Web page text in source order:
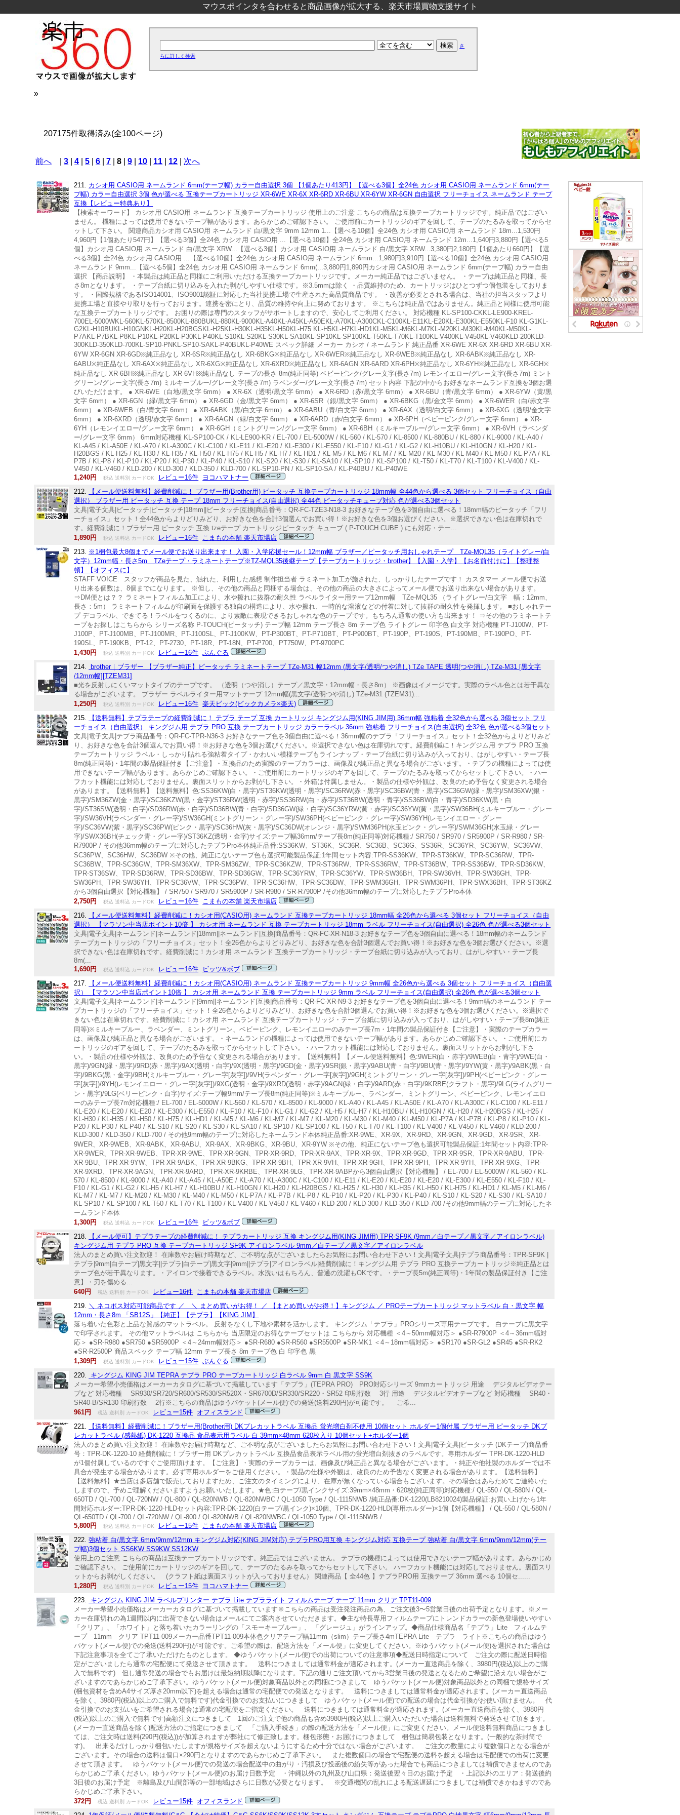
マウスポインタを合わせると商品画像が拡大する、楽天市場買物支援サイト
さ
らに詳しく検索
»
207175件取得済み(全100ページ)
前へ |3 |4 |5 |6 |7 |8 |9 10 11 12 次へ
211. カシオ用 CASIO用 ネームランド 6mm(テープ幅) カラー自由選択 3個 【1個あたり413円】【選べる3個】全24色 カシオ用 CASIO用 ネームランド 6mm(テー
プ幅) カラー自由選択 3個 色が選べる 互換テープカートリッジ XR-6WE XR-6X XR-6RD XR-6BU XR-6YW XR-6GN 自由選択 フリーチョイス ネームランド テープ
互換【レビュー特典あり】
【検索キーワード】 カシオ用 CASIO用 ネームランド 互換テープカートリッジ 使用上のご注意 こちらの商品は互換テープカートリッジです。純正品ではござい
ません。 機種によっては使用できないテープ幅があります。あらかじめご確認下さい。 ご使用前にカートリッジのギアを回して、テープのたるみを取ってからセ
ットして下さい。 関連商品カシオ用 CASIO用 ネームランド 白/黒文字 9mm 12mm 1...【選べる10個】全24色 カシオ用 CASIO用 ネームランド 18m...1,530円
4,960円【1個あたり547円】【選べる3個】全24色 カシオ用 CASIO用 ...【選べる10個】全24色 カシオ用 CASIO用 ネームランド 12m...1,640円3,880円【選べる5
個】カシオ用 CASIO用 ネームランド 白/黒文字 XRW...【選べる3個】カシオ用 CASIO用 ネームランド 白/黒文字 XRW...3,380円2,180円【1個あたり660円】【選
べる3個】全24色 カシオ用 CASIO用 ...【選べる10個】全24色 カシオ用 CASIO用 ネームランド 6mm...1,980円3,910円【選べる10個】全24色 カシオ用 CASIO用
ネームランド 9mm...【選べる5個】全24色 カシオ用 CASIO用 ネームランド 6mm(...3,880円1,890円カシオ用 CASIO用 ネームランド 6mm(テープ幅) カラー自由
選択 【商品説明】 ・本製品は純正品と同様にご利用いただける互換テープカートリッジです。メーカー純正品ではございません。 ・テープは純正品と同様、長
さ8mとなります。 ・テープ台紙に切り込みを入れた剥がしやすい仕様です。※3.5mmは除く ・品質維持のため、カートリッジはひとつずつ個包装をしておりま
す。 ・国際規格であるISO14001、ISO9001認証に対応した当社提携工場で生産された高品質商品です。 ・改善が必要とされる場合は、当社の担当スタッフより
提携工場と直接やり取りを行っております。連携を密にとり、品質の維持や向上に努めております。 ※こちらは純正品ではありません。純正品と同様に使用可能
な互換テープカートリッジです。 お困りの際は専門のスタッフがサポートしますので、安心してご利用ください。 対応機種 KL-SP100-CKKL-LE900-KREL-
700EL-5000WKL-560KL-570KL-8500KL-880BUKL-880KL-9000KL-A40KL-A45KL-A50EKL-A70KL-A300CKL-C100KL-E11KL-E20KL-E300KL-E550KL-F10 KL-G1KL-
G2KL-H10BUKL-H10GNKL-H20KL-H20BGSKL-H25KL-H30KL-H35KL-H50KL-H75 KL-H5KL-H7KL-HD1KL-M5KL-M6KL-M7KL-M20KL-M30KL-M40KL-M50KL-
P7AKL-P7BKL-P8KL-P10KL-P20KL-P30KL-P40KL-S10KL-S20KL-S30KL-SA10KL-SP10KL-SP100KL-T50KL-T70KL-T100KL-V400KL-V450KL-V460KLD-200KLD-
300KLD-350KLD-700KL-SP10-PNKL-SP10-SAKL-P40BUKL-P40WE スペック詳細 メーカー カシオ / ネームランド 純正品番 XR-6WE XR-6X XR-6RD XR-6BU XR-
6YW XR-6GN XR-6GD※純正品なし XR-6SR※純正品なし XR-6BKG※純正品なし XR-6WER※純正品なし XR-6WEB※純正品なし XR-6ABK※純正品なし XR-
6ABU※純正品なし XR-6AX※純正品なし XR-6XG※純正品なし XR-6XRD※純正品なし XR-6AGN XR-6ARD XR-6PH※純正品なし XR-6YH※純正品なし XR-6GH※
純正品なし XR-6BH※純正品なし XR-6VH※純正品なし テープの長さ 8m(純正同等) ベビーピンク/グレー文字(長さ7m) レモンイエロー/グレー文字(長さ7m) ミント
グリーン/グレー文字(長さ7m) ミルキーブルー/グレー文字(長さ7m) ラベンダー/グレー文字(長さ7m) セット内容 下記の中からお好きなネームランド互換を3個お選
びいただけます。 ● XR-6WE（白地/黒文字 6mm） ● XR-6X（透明/黒文字 6mm） ● XR-6RD（赤/黒文字 6mm） ● XR-6BU（青/黒文字 6mm） ● XR-6YW（黄/黒
文字 6mm） ● XR-6GN（緑/黒文字 6mm） ● XR-6GD（金/黒文字 6mm） ● XR-6SR（銀/黒文字 6mm） ● XR-6BKG（黒/金文字 6mm） ● XR-6WER（白/赤文字
6mm） ● XR-6WEB（白/青文字 6mm） ● XR-6ABK（黒/白文字 6mm） ● XR-6ABU（青/白文字 6mm） ● XR-6AX（透明/白文字 6mm） ● XR-6XG（透明/金文字
6mm） ● XR-6XRD（透明/赤文字 6mm） ● XR-6AGN（緑/白文字 6mm） ● XR-6ARD（赤/白文字 6mm） ● XR-6PH（ベビーピンク/グレー文字 6mm） ● XR-
6YH（レモンイエロー/グレー文字 6mm） ● XR-6GH（ミントグリーン/グレー文字 6mm） ● XR-6BH（ミルキーブルー/グレー文字 6mm） ● XR-6VH（ラベンダ
ー/グレー文字 6mm） 6mm対応機種 KL-SP100-CK / KL-LE900-KR / EL-700 / EL-5000W / KL-560 / KL-570 / KL-8500 / KL-880BU / KL-880 / KL-9000 / KL-A40 /
KL-A45 / KL-A50E / KL-A70 / KL-A300C / KL-C100 / KL-E11 / KL-E20 / KL-E300 / KL-E550 / KL-F10 / KL-G1 / KL-G2 / KL-H10BU / KL-H10GN / KL-H20 / KL-
H20BGS / KL-H25 / KL-H30 / KL-H35 / KL-H50 / KL-H75 / KL-H5 / KL-H7 / KL-HD1 / KL-M5 / KL-M6 / KL-M7 / KL-M20 / KL-M30 / KL-M40 / KL-M50 / KL-P7A / KL-
P7B / KL-P8 / KL-P10 / KL-P20 / KL-P30 / KL-P40 / KL-S10 / KL-S20 / KL-S30 / KL-SA10 / KL-SP10 / KL-SP100 / KL-T50 / KL-T70 / KL-T100 / KL-V400 / KL-
V450 / KL-V460 / KLD-200 / KLD-300 / KLD-350 / KLD-700 / KL-SP10-PN / KL-SP10-SA / KL-P40BU / KL-P40WE
1,240円
税込 送料別 カードOK レビュー16件
ヨコハマトナー
212.
【メール便送料無料】経費削減に！ ブラザー用(Brother用) ピータッチ 互換テープカートリッジ 18mm幅 全44色から選べる 3個セット フリーチョイス（自由
選択） ブラザー用 ピータッチ 互換 テープ 18mm フリーチョイス(自由選択) 全44色 ピータッチキューブ対応 色が選べる3個セット
文具|電子文具|ピータッチ|ピータッチ|18mm||ピータッチ|互換|商品番号：QR-FC-TZE3-N18-3 お好きなテープ色を3個自由に選べる！18mm幅のピータッチ「フリ
ーチョイス」セット！全44色からよりどりみどり、お好きな色を合計3個選んでお買い得！※お好きな色を3個お選びください。※選択できない色は在庫切れで
す。経費削減に！ブラザー用 ピータッチ 互換 tzeテープ カートリッジピータッチ キューブ ( P-TOUCH CUBE ) にも対応・テー...
1,890円
税込 送料込 カードOK レビュー16件 こまもの本舗 楽天市場店
213. ※1梱包最大8個までメール便でお送り出来ます！ 入園・入学応援セール！12mm幅 ブラザー／ピータッチ用おしゃれテープ TZe-MQL35（ライトグレー/白
文字）12mm幅・長さ5m TZeテープ・ラミネートテープ※TZ-MQL35後継テープ【テープカートリッジ・brother】【入園・入学】【お名前付けに】【整理整
頓】【オフィスに】
STAFF VOICE スタッフが商品を見た、触れた、利用した感想 制作担当者 ラミネート加工が施された、しっかりしたテープです！ カスタマー メール便でお送
り出来る個数は、8個までになります。 ※但し、その他の商品と同梱する場合は、その他の商品の大きさによってメール便でお送り出来ない場合があります。
⇒DM便とは？？ ラミネートフィルム加工により、水や擦れに抜群の耐久性 ラベルライター用テープ12mm幅 TZe-MQL35 （ライトグレー/白文字 幅：12mm、
長さ：5m） ラミネートフィルムが印刷面を保護する独自の構造により、水や擦れ、一時的な溶液などの付着に対して抜群の耐久性を発揮します。 ■おしゃれテー
プ デコラベル、できてる！ラベルをつくるのに、より素敵に表現できるおしゃれな色のテープです。もちろん通常の使い方も出来ます！ ⇒その他のラミネートテ
ープをお探しはこちらから シリーズ名称 P-TOUCH(ピータッチ) テープ幅 12mm テープ長さ 8m テープ色 ライトグレー 印字色 白文字 対応機種 PT-J100W、PT-
J100P、PT-J100MB、PT-J100MR、PT-J100SL、PT-J100KW、PT-P300BT、PT-P710BT、PT-P900BT、PT-190P、PT-190S、PT-190MB、PT-190PO、PT-
190SL、PT-190KB、PT-12、PT-2730、PT-18R、PT-18N、PT-P700、PT750W、PT-9700PC
1,430円
税込 送料別 カードOK レビュー16件 ぶんぐる
214.
brother｜ブラザー 【ブラザー純正】ピータッチ ラミネートテープ TZe-M31 幅12mm (黒文字/透明/つや消し) TZe TAPE 透明(つや消し) TZe-M31 [黒文字
/12mm幅][TZEM31]
■光を反射しにくいマットタイプのテープです。 （透明（つや消し）テープ／黒文字・12mm幅・長さ8m） ※画像はイメージです。実際のラベル色とは若干異な
る場合がございます。 ブラザー ラベルライター用マットテープ 12mm幅(黒文字/透明つや消し) TZe-M31 (TZEM31)...
1,250円
税込 送料別 カードOK レビュー16件 楽天ビック(ビックカメラ×楽天)
215.
【送料無料】テプラテープの経費削減に！ テプラ テープ 互換 カートリッジ キングジム用(KING JIM用) 36mm幅 強粘着 全32色から選べる 3個セット フリ
ーチョイス（自由選択） キングジム用 テプラ PRO 互換 テープカートリッジ カラーラベル 36mm 強粘着 フリーチョイス(自由選択) 全32色 色が選べる3個セット
文具|電子文具|テプラ商品番号：QR-FC-TPR-N36-3 お好きなテープ色を3個自由に選べる！36mm幅のテプラ「フリーチョイス」セット！全32色からよりどりみど
り、お好きな色を合計3個選んでお買い得！※お好きな色を3個お選びください。※選択できない色は在庫切れです。経費削減に！キングジム用 テプラ PRO 互換
テープカートリッジ ラベル・しっかり貼れる強粘着タイプ・かわいい模様テープもラインナップ・テープ台紙に切り込みが入っており、はがしやすい・テープ長
8m(純正同等)・1年間の製品保証付き【ご注意】・互換品のため実際のテープカラーは、画像及び純正品と異なる場合がございます。・テプラの機種によっては使
用できないテープ幅があります。あらかじめご確認下さい。・ご使用前にカートリッジのギアを回して、テープのたるみを取ってからセットして下さい。・ハー
フカット機能には対応しておりません。裏面スリットからお剥がし下さい。・外箱は付属しません。・製品の仕様や外観は、改良のため予告なく変更される場合
があります。【送料無料】【送料無料】色:SS36KW(白・黒字)/ST36KW(透明・黒字)/SC36RW(赤・黒字)/SC36BW(青・黒字)/SC36GW(緑・黒字)/SM36XW(銀・
黒字)/SM36ZW(金・黒字)/SC36KZW(黒・金字)/ST36RW(透明・赤字)/SS36RW(白・赤字)/ST36BW(透明・青字)/SS36BW(白・青字)/SD36KW(黒・白
字)/ST36SW(透明・白字)/SD36RW(赤・白字)/SD36BW(青・白字)/SD36GW(緑・白字)/SC36YRW(黄・赤字)/SC36YW(黄・黒字)/SW36BH(ミルキーブルー・グレー
字)/SW36VH(ラベンダー・グレー字)/SW36GH(ミントグリーン・グレー字)/SW36PH(ベビーピンク・グレー字)/SW36YH(レモンイエロー・グレー
字)/SC36VW(紫・黒字)/SC36PW(ピンク・黒字)/SC36HW(灰・黒字)/SC36DW(オレンジ・黒字)/SWM36PH(水玉ピンク・グレー字)/SWM36GH(水玉緑・グレー
字)/SWX36BH(チェック青・グレー字)/ST36KZ(透明・金字)サイズ:テープ幅36mm/テープ長8m(純正同等)対応機種:/ SR750 / SR970 / SR5900P / SR-R980 / SR-
R7900P / その他36mm幅のテープに対応したテプラPro本体純正品番:SS36KW、ST36K、SC36R、SC36B、SC36G、SS36R、SC36YR、SC36YW、SC36VW、
SC36PW、SC36HW、SC36DW ※その他、純正にないテープ色も選択可能製品保証:1年間セット内容:TPR-SS36KW、TPR-ST36KW、TPR-SC36RW、TPR-
SC36BW、TPR-SC36GW、TPR-SM36XW、TPR-SM36ZW、TPR-SC36KZW、TPR-ST36RW、TPR-SS36RW、TPR-ST36BW、TPR-SS36BW、TPR-SD36KW、
TPR-ST36SW、TPR-SD36RW、TPR-SD36BW、TPR-SD36GW、TPR-SC36YRW、TPR-SC36YW、TPR-SW36BH、TPR-SW36VH、TPR-SW36GH、TPR-
SW36PH、TPR-SW36YH、TPR-SC36VW、TPR-SC36PW、TPR-SC36HW、TPR-SC36DW、TPR-SWM36GH、TPR-SWM36PH、TPR-SWX36BH、TPR-ST36KZ
から3個自由選択【対応機種】 / SR750 / SR970 / SR5900P / SR-R980 / SR-R7900P /その他36mm幅のテープに対応したテプラPro本体
2,750円
税込 送料込 カードOK レビュー16件 こまもの本舗 楽天市場店
216.
【メール便送料無料】経費削減に！カシオ用(CASIO用) ネームランド 互換テープカートリッジ 18mm幅 全26色から選べる 3個セット フリーチョイス（自由
選択） 【マラソン中当店ポイント10倍 】 カシオ用 ネームランド 互換 テープカートリッジ 18mm ラベル フリーチョイス(自由選択) 全26色 色が選べる3個セット
文具|電子文具|ネームランド|ネームランド|18mm||ネームランド|互換|商品番号：QR-FC-XR-N18-3 お好きなテープ色を3個自由に選べる！18mm幅のネームランド
テープカートリッジの「フリーチョイス」セット！全26色からよりどりみどり、お好きな色を合計3個選んでお買い得！※お好きな色を3個お選びください。※選
択できない色は在庫切れです。経費削減に！カシオ用 ネームランド 互換テープカートリッジ・テープ台紙に切り込みが入っており、はがしやすい・テープ長
8m(...
1,690円
税込 送料込 カードOK レビュー16件
ビッツ&ボブ
217.
【メール便送料無料】経費削減に！カシオ用(CASIO用) ネームランド 互換テープカートリッジ 9mm幅 全26色から選べる 3個セット フリーチョイス（自由選
択） 【マラソン中当店ポイント10倍 】 カシオ用 ネームランド 互換 テープカートリッジ 9mm ラベル フリーチョイス(自由選択) 全26色 色が選べる3個セット
文具|電子文具|ネームランド|ネームランド|9mm||ネームランド|互換|商品番号：QR-FC-XR-N9-3 お好きなテープ色を3個自由に選べる！9mm幅のネームランド テー
プカートリッジの「フリーチョイス」セット！全26色からよりどりみどり、お好きな色を合計3個選んでお買い得！※お好きな色を3個お選びください。※選択で
きない色は在庫切れです。経費削減に！カシオ用 ネームランド 互換テープカートリッジ・テープ台紙に切り込みが入っており、はがしやすい・テープ長8m(純正
同等)※ミルキーブルー、ラベンダー、ミントグリーン、ベビーピンク、レモンイエローのみテープ長7m・1年間の製品保証付き【ご注意】・実際のテープカラー
は、画像及び純正品と異なる場合がございます。・ネームランドの機種によっては使用できないテープ幅があります。あらかじめご確認下さい。・ご使用前にカ
ートリッジのギアを回して、テープのたるみを取ってからセットして下さい。・ハーフカット機能には対応しておりません。裏面スリットからお剥がし下さ
い。・製品の仕様や外観は、改良のため予告なく変更される場合があります。【送料無料】【メール便送料無料】色:9WER(白・赤字)/9WEB(白・青字)/9WE(白・
黒字)/9GN(緑・黒字)/9RD(赤・黒字)/9AX(透明・白字)/9X(透明・黒字)/9GD(金・黒字)/9SR(銀・黒字)/9ABU(青・白字)/9BU(青・黒字)/9YW(黄・黒字)/9ABK(黒・白
字)/9BKG(黒・金字)/9BH(ミルキーブルー・グレー字[灰字])/9VH(ラベンダー・グレー字[灰字])/9GH(ミントグリーン・グレー字[灰字])/9PH(ベビーピンク・グレー
字[灰字])/9YH(レモンイエロー・グレー字[灰字])/9XG(透明・金字)/9XRD(透明・赤字)/9AGN(緑・白字)/9ARD(赤・白字)/9KRBE(クラフト・黒字)/9LG(ライムグリー
ン・黒字)/9LG(ベリーピンク・白字)サイズ:テープ幅9mm/テープ長8m(純正同等)※ミルキーブルー、ラベンダー、ミントグリーン、ベビーピンク、レモンイエロ
ーのみテープ長7m対応機種:/ EL-700 / EL-5000W / KL-560 / KL-570 / KL-8500 / KL-9000 / KL-A40 / KL-A45 / KL-A50E / KL-A70 / KL-A300C / KL-C100 / KL-E11 /
KL-E20 / KL-E20 / KL-E20 / KL-E300 / KL-E550 / KL-F10 / KL-F10 / KL-G1 / KL-G2 / KL-H5 / KL-H7 / KL-H10BU / KL-H10GN / KL-H20 / KL-H20BGS / KL-H25 /
KL-H30 / KL-H35 / KL-H50 / KL-H75 / KL-HD1 / KL-M5 / KL-M6 / KL-M7 / KL-M7 / KL-M20 / KL-M30 / KL-M40 / KL-M50 / KL-P7A / KL-P7B / KL-P8 / KL-P10 / KL-
P20 / KL-P30 / KL-P40 / KL-S10 / KL-S20 / KL-S30 / KL-SA10 / KL-SP10 / KL-SP100 / KL-T50 / KL-T70 / KL-T100 / KL-V400 / KL-V450 / KL-V460 / KLD-200 /
KLD-300 / KLD-350 / KLD-700 / その他9mm幅のテープに対応したネームランド本体純正品番:XR-9WE、XR-9X、XR-9RD、XR-9GN、XR-9GD、XR-9SR、XR-
9WER、XR-9WEB、XR-9ABK、XR-9ABU、XR-9AX、XR-9BKG、XR-9BU、XR-9YW ※その他、純正にないテープ色も選択可能製品保証:1年間セット内容:TPR-
XR-9WER、TPR-XR-9WEB、TPR-XR-9WE、TPR-XR-9GN、TPR-XR-9RD、TPR-XR-9AX、TPR-XR-9X、TPR-XR-9GD、TPR-XR-9SR、TPR-XR-9ABU、TPR-
XR-9BU、TPR-XR-9YW、TPR-XR-9ABK、TPR-XR-9BKG、TPR-XR-9BH、TPR-XR-9VH、TPR-XR-9GH、TPR-XR-9PH、TPR-XR-9YH、TPR-XR-9XG、TPR-
XR-9XRD、TPR-XR-9AGN、TPR-XR-9ARD、TPR-XR-9KRBE、TPR-XR-9LG、TPR-XR-9ABPから3個自由選択【対応機種】 / EL-700 / EL-5000W / KL-560 / KL-
570 / KL-8500 / KL-9000 / KL-A40 / KL-A45 / KL-A50E / KL-A70 / KL-A300C / KL-C100 / KL-E11 / KL-E20 / KL-E20 / KL-E20 / KL-E300 / KL-E550 / KL-F10 / KL-
F10 / KL-G1 / KL-G2 / KL-H5 / KL-H7 / KL-H10BU / KL-H10GN / KL-H20 / KL-H20BGS / KL-H25 / KL-H30 / KL-H35 / KL-H50 / KL-H75 / KL-HD1 / KL-M5 / KL-M6 /
KL-M7 / KL-M7 / KL-M20 / KL-M30 / KL-M40 / KL-M50 / KL-P7A / KL-P7B / KL-P8 / KL-P10 / KL-P20 / KL-P30 / KL-P40 / KL-S10 / KL-S20 / KL-S30 / KL-SA10 /
KL-SP10 / KL-SP100 / KL-T50 / KL-T70 / KL-T100 / KL-V400 / KL-V450 / KL-V460 / KLD-200 / KLD-300 / KLD-350 / KLD-700 /その他9mm幅のテープに対応したネ
ームランド本体
1,300円
税込 送料込 カードOK レビュー16件
ビッツ&ボブ
218.
【メール便可】テプラテープの経費削減に！ テプラカートリッジ 互換 キングジム用(KING JIM用) TPR-SF9K (9mm／白テープ／黒文字／アイロンラベル)
キングジム用 テプラ PRO 互換 テープカートリッジ SF9K アイロンラベル 9mm／白テープ／黒文字／アイロンラベル
法人のまとめ買い注文歓迎！ 在庫数やお届け時期など、ご不明な点がございましたらお気軽にお問い合わせ下さい！文具|電子文具|テプラ商品番号：TPR-SF9K |
テプラ|9mm|白テープ|黒文字||テプラ|白テープ|黒文字|9mm||テプラ|アイロンラベル|経費削減に！キングジム用 テプラ PRO 互換テープカートリッジ※純正品とは
テープ色が若干異なります。・アイロンで接着できるラベル。水洗いはもちろん、普通の洗濯もOKです。・テープ長5m(純正同等)・1年間の製品保証付き【ご注
意】・刃を傷める...
640円
税込 送料別 カードOK レビュー16件 こまもの本舗 楽天市場店
219. ＼ ネコポス対応可能商品です ／ ＼ まとめ買いがお得！ ／ 【まとめ買いがお得！】キングジム ／ PROテープカートリッジ マットラベル 白・黒文字 幅
12mm・長さ8m 「SB12S」【純正】【テプラ】【KING JIM】
落ち着いた色彩と上品な質感のマットラベル。 反射をなくし下地や素材を活かします。 キングジム「テプラ」PROシリーズ専用テープです。 白テープに黒文字
で印字されます。 その他マットラベルは こちらから 当店限定のお得なテープセットは こちらから 対応機種 ＜4～50mm幅対応＞ ●SR-R7900P ＜4～36mm幅対
応＞ ●SR-R980 ●SR750 ●SR5900P ＜4～24mm幅対応＞ ●SR-R680 ●SR-R560 ●SR5500P ●SR-MK1 ＜4～18mm幅対応＞ ●SR170 ●SR-GL2 ●SR45 ●SR-RK2
●SR-R2500P 商品スペック テープ幅 12mm テープ長さ 8m テープ色 白 印字色 黒
1,309円
税込 送料別 カードOK レビュー15件 ぶんぐる
220.
キングジム KING JIM TEPRA テプラ PRO テープカートリッジ 白ラベル 9mm 白 黒文字 SS9K
メーカー希望小売価格はメーカーカタログに基づいて掲載しています「テプラ」(TEPRA PRO) PRO対応シリーズ 9mmカートリッジ 用途 デジタルビデオテー
プなど 対応機種 SR930/SR720/SR600/SR530/SR520X・SR6700D/SR330/SR220・SR52 印刷行数 3行 用途 デジタルビデオテープなど 対応機種 SR40・
SR40-B/SR130 印刷行数 2行※こちらの商品はゆうパケット(メール便)での発送(送料290円)が可能です。 ご希...
961円
税込 送料別 カードOK レビュー15件 オフィスランド
221.
【送料無料】経費削減に！ブラザー用(Brother用) DKプレカットラベル 互換品 蛍光増白剤不使用 10個セット ホルダー1個付属 ブラザー用 ピータッチ DKプ
レカットラベル (感熱紙) DK-1220 互換品 食品表示用ラベル 白 39mm×48mm 620枚入り 10個セット+ホルダー1個
法人のまとめ買い注文歓迎！ 在庫数やお届け時期など、ご不明な点がございましたらお気軽にお問い合わせ下さい！文具|電子文具|ピータッチ (DKテープ)商品番
号：TPR-DK-1220-10 経費削減に！ブラザー用 DKプレカットラベル 互換品食品表示ラベル用の蛍光増白剤抜きのラベルです。専用ホルダー TPR-DK-1220-HLD
が1個付属しているのですぐご使用頂けます。【ご注意】・実際のテープカラーは、画像及び純正品と異なる場合がございます。・純正や他社製のホルダーでは不
具合が発生する場合があります。必ず専用ホルダーをご使用ください。・製品の仕様や外観は、改良のため予告なく変更される場合があります。【送料無料】
【送料無料】★当店は多店舗で販売しておりますため、ご注文のタイミングにより、在庫が無くなっている場合もございます。その場合はあらためてご連絡いた
しますので、予めご理解くださいますようお願いいたします。★色:白テープ/黒インクサイズ:39mm×48mm・620枚(純正同等)対応機種:/ QL-550 / QL-580N / QL-
650TD / QL-700 / QL-720NW / QL-800 / QL-820NWB / QL-820NWBC / QL-1050 Type / QL-1115NWB /純正品番:DK-1220(LB8210024)製品保証:お買い上げから1年
間対応ホルダー:TPR-DK-1220-HLDセット内容:TPR-DK-1220(白テープ/黒インク)×10個、TPR-DK-1220-HLD(専用ホルダー)×1個【対応機種】 / QL-550 / QL-580N /
QL-650TD / QL-700 / QL-720NW / QL-800 / QL-820NWB / QL-820NWBC / QL-1050 Type / QL-1115NWB /
5,800円
税込 送料込 カードOK レビュー15件 こまもの本舗 楽天市場店
222.強粘着 白/黒文字 6mm/9mm/12mm キングジム対応(KING JIM対応) テプラPRO用互換 キングジム対応 互換テープ 強粘着 白/黒文字 6mm/9mm/12mm(テー
プ幅)3個セット SS6KW SS9KW SS12KW
使用上のご注意 こちらの商品は互換テープカートリッジです。純正品ではございません。 テプラの機種によっては使用できないテープ幅があります。あらかじめ
ご確認下さい。 ご使用前にカートリッジのギアを回して、テープのたるみを取ってからセットして下さい。 ハーフカット機能には対応しておりません。裏面スリ
ットからお剥がしください。 (クラフト紙は裏面スリットが入っておりません） 関連商品【 全44色 】テプラPRO用 互換テープ 36mm 選べる 10個セ......
1,280円
税込 送料別 カードOK レビュー15件
ヨコハマトナー
223.
キングジム KING JIM ラベルプリンター テプラ Lite テプラライト フィルムテープ テープ 11mm クリア TPT11-009
メーカー希望小売価格はメーカーカタログに基づいて掲載しています※こちらの商品は受注発注商品の為、ご注文後3〜5営業日後の出荷予定となります。※メー
カー在庫切れの為1週間以内に出荷できない場合はメールにてご案内させていただきます。◆主な特長専用フィルムテープにトレンドカラーの新色登場使いやすい
「クリア」、「ホワイト」と落ち着いたカラーリングの「スモーキーブルー」、 「グレージュ」がラインアップ。◆商品仕様商品名「テプラ」Lite フィルムテ
ープ 11mm クリア TPT11-009メーカー品番TPT11-009本体色クリアテープ幅11mm（slim）テープ長さ4mTEPRA Lite テプラ ライト※こちらの商品はゆう
パケット(メール便)での発送(送料290円)が可能です。ご希望の際は、配送方法を「メール便」に変更してください。※ゆうパケット(メール便)を選択された場合は
下記注意事項を全てご了承いただけたものとします。 ◆ゆうパケット(メール便)での出荷についての注意事項◆配送日時指定について ご注文の際に配送日時指
定がございましたら通常の宅配便にて発送させて頂きます。 送料につきましては通常料金が適応されます。(メーカー直送商品を除く、3980円(税込)以上のご購
入で無料です) 但し通常発送の場合でもお届けは最短納期以降になります。下記の通りご注文頂いてから3営業日後の発送となるためご希望に沿えない場合がご
ざいますのであらかじめご了承下さい。ゆうパケット(メール便)対象商品以外との同梱につきまして ゆうパケット(メール便)対象商品以外との同梱で規格サイズ
(梱包資材を含めA4サイズ厚さ20mm以下)を超える場合は通常の宅配便での発送となります。 送料につきましては通常料金が適応されます。(メーカー直送商品
を除く、3980円(税込)以上のご購入で無料です)代金引換でのお支払いにつきまして ゆうパケット(メール便)での配送の場合は代金引換がお使い頂けません。 代
金引換でのお支払いをご希望される場合は通常の宅配便をご指定ください。 送料につきましては通常料金が適応されます。(メーカー直送商品を除く、3980円
(税込)以上のご購入で無料です)高額注文につきまして 1回のご注文で他の商品も含め3980円(税込)以上ご購入いただいた場合は送料無料で発送させて頂きます。
(メーカー直送商品を除く)配送方法のご指定につきまして 「ご購入手続き」の際の配送方法を「メール便」にご変更ください。メール便送料無料商品につきまし
ては、ご注文時は送料(290円(税込))が加算されますが弊社にて修正致します。梱包形態・お届けにつきまして 梱包は簡易包装となります。(一般的な茶封筒で
す)。 出来るだけしっかり梱包いたしますが規格サイズを超えないようにするため十分ではない場合がございます。 ご注文の数量により複数個口となる場合が
ございます。その場合の送料は個口×290円となりますのであらかじめご了承下さい。 また複数個口の場合で宅配便の送料を超える場合は宅配便での出荷に変更
させて頂きます。 ゆうパケット(メール便)での発送の場合配送中の曲がり・汚損及び投函後の紛失等があった場合でも商品につきましては補償できませんのであ
らかじめご了承ください。ゆうパケット(メール便)のお届け日数予定 ・沖縄以外の九州及び山口県：発送後翌々日のお届け予定 ・上記以外のエリア：発送後約
3日後のお届け予定 ※離島及び山間部等の一部地域はさらに日数が必要となります。 ※交通機関の乱れによる配送遅延につきましては補償できかねますのであ
らかじめご了承下さい。
372円
税込 送料別 カードOK レビュー15件 オフィスランド